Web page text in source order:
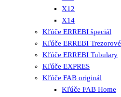
X12
X14
Kľúče ERREBI špeciál
Kľúče ERREBI Trezorové
Kľúče ERREBI Tubulary
Kľúče EXPRES
Kľúče FAB originál
Kľúče FAB Home